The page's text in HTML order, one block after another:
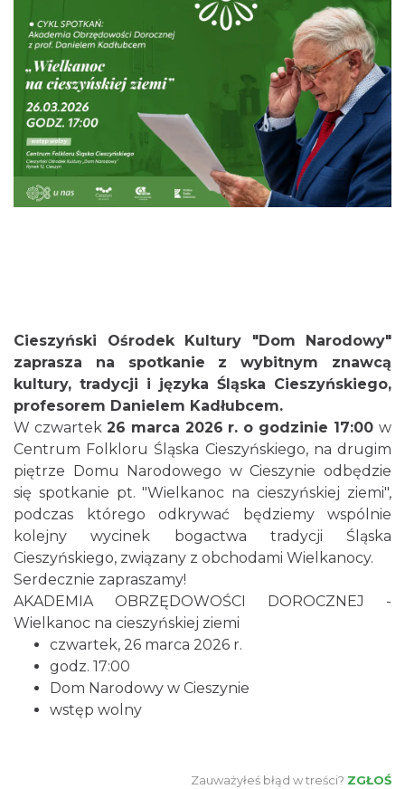
Cieszyn
2026-08-14
0.06 km
Cieszyn
2026-08-21
0.06 km
Cieszyn
2026-08-28
0.06 km
Cieszyński Ośrodek Kultury "Dom Narodowy"
zaprasza na spotkanie z wybitnym znawcą
kultury, tradycji i języka Śląska Cieszyńskiego,
profesorem Danielem Kadłubcem.
W czwartek 26 marca 2026 r. o godzinie 17:00w
Centrum Folkloru Śląska Cieszyńskiego, na drugim
piętrze Domu Narodowego w Cieszynie odbędzie
się spotkanie pt. "Wielkanoc na cieszyńskiej ziemi",
podczas którego odkrywać będziemy wspólnie
kolejny wycinek bogactwa tradycji Śląska
Cieszyńskiego, związany z obchodami Wielkanocy.
Serdecznie zapraszamy!
AKADEMIA OBRZĘDOWOŚCI DOROCZNEJ -
Wielkanoc na cieszyńskiej ziemi
czwartek, 26 marca 2026 r.
godz. 17:00
Dom Narodowy w Cieszynie
wstęp wolny
Zauważyłeś błąd w treści? ZGŁOŚ